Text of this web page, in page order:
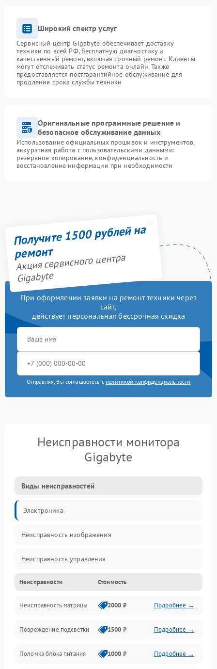
Широкий спектр услуг
Сервисный центр Gigabyte обеспечивает доставку
техники по всей РФ, бесплатную диагностику и
качественный ремонт, включая срочный ремонт. Клиенты
могут отслеживать статус ремонта онлайн. Также
предоставляется постгарантийное обслуживание для
продления срока службы техники
Оригинальные программные решение и
безопасное обслуживание данных
Использование официальных прошивок и инструментов,
аккуратная работа с пользовательскими данными:
резервное копирование, конфиденциальность и
восстановление информации при необходимости
Получите 1500 рублей на
ремонт
Акция сервисного центра
Gigabyte
При оформлении заявки на ремонт техники через
сайт,
действует персональная бессрочная скидка
Отправляя, Вы соглашаетесь с политикой конфиденциальности
Неисправности монитора
Gigabyte
Виды неисправностей
Электроника
Неисправность изображения
Неисправность управления
Неисправность интерфейсов
Прочие неисправности
Неисправность звука
Механические повреждения
Неисправности Стоимость
Неисправность матрицы 2000 ₽ Подробнее →
Повреждение подсветки 1500 ₽ Подробнее →
Поломка блока питания 1000 ₽ Подробнее →